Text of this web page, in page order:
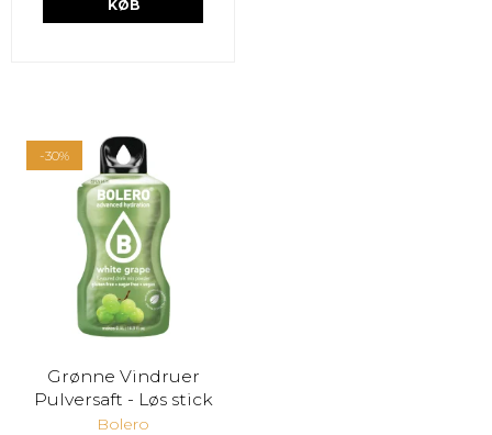
KØB
-30%
Grønne Vindruer
Pulversaft - Løs stick
Bolero